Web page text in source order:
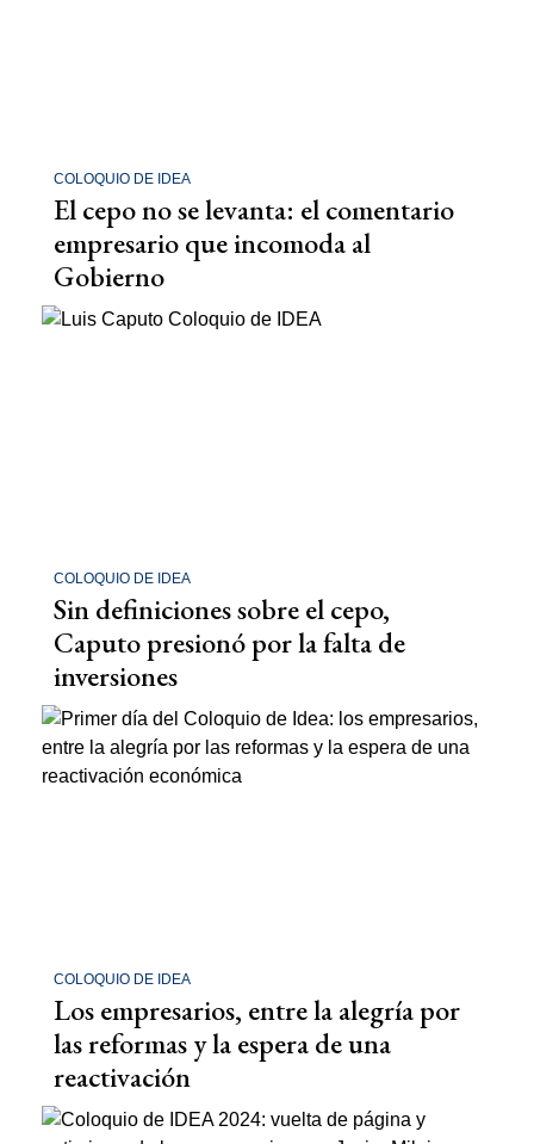
COLOQUIO DE IDEA
El cepo no se levanta: el comentario
empresario que incomoda al
Gobierno
COLOQUIO DE IDEA
Sin definiciones sobre el cepo,
Caputo presionó por la falta de
inversiones
COLOQUIO DE IDEA
Los empresarios, entre la alegría por
las reformas y la espera de una
reactivación